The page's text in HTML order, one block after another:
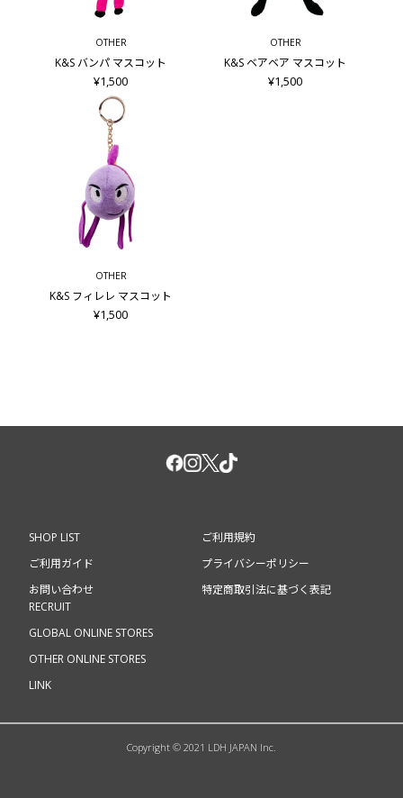
OTHER
K&S バンパ マスコット
¥1,500
OTHER
K&S ベアベア マスコット
¥1,500
OTHER
K&S フィレレ マスコット
¥1,500
SHOP LIST
ご利用ガイド
お問い合わせ
ご利用規約
プライバシーポリシー
特定商取引法に基づく表記
RECRUIT
GLOBAL ONLINE STORES
OTHER ONLINE STORES
LINK
Copyright © 2021 LDH JAPAN Inc.